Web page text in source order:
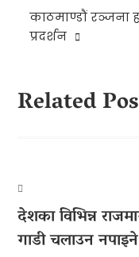
काठमाण्डौं रञ्जना
प्रदर्शन
Related
देशका विभिन्न
गाडी चलाउन नपाइने